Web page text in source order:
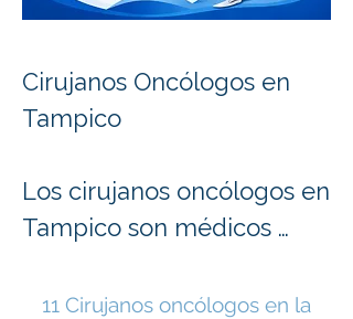
Cirujanos Oncólogos en
Tampico
Los cirujanos oncólogos en
Tampico son médicos
diagnóstico, tratamiento
11 Cirujanos oncólogos en la